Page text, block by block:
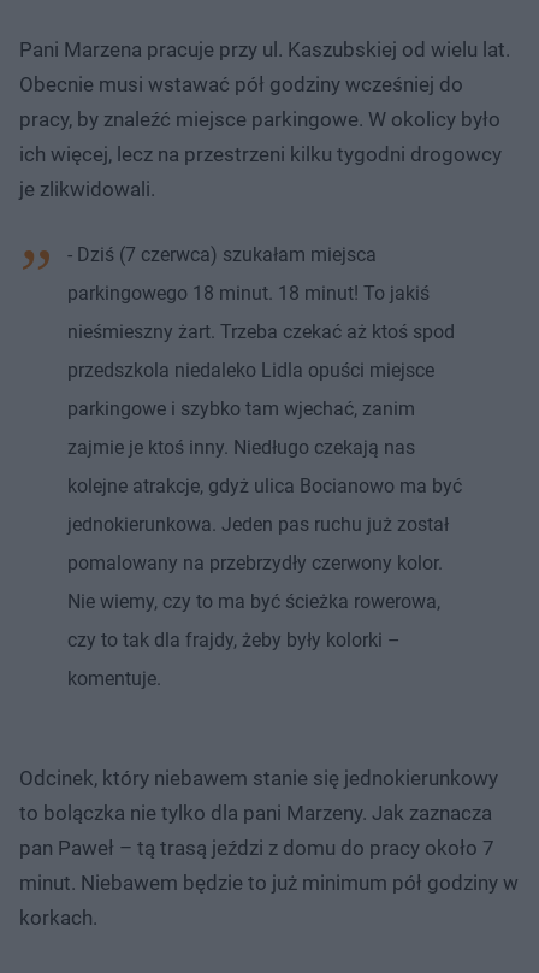
Pani Marzena pracuje przy ul. Kaszubskiej od wielu lat.
Obecnie musi wstawać pół godziny wcześniej do
pracy, by znaleźć miejsce parkingowe. W okolicy było
ich więcej, lecz na przestrzeni kilku tygodni drogowcy
je zlikwidowali.
- Dziś (7 czerwca) szukałam miejsca
parkingowego 18 minut. 18 minut! To jakiś
nieśmieszny żart. Trzeba czekać aż ktoś spod
przedszkola niedaleko Lidla opuści miejsce
parkingowe i szybko tam wjechać, zanim
zajmie je ktoś inny. Niedługo czekają nas
kolejne atrakcje, gdyż ulica Bocianowo ma być
jednokierunkowa. Jeden pas ruchu już został
pomalowany na przebrzydły czerwony kolor.
Nie wiemy, czy to ma być ścieżka rowerowa,
czy to tak dla frajdy, żeby były kolorki –
komentuje.
Odcinek, który niebawem stanie się jednokierunkowy
to bolączka nie tylko dla pani Marzeny. Jak zaznacza
pan Paweł – tą trasą jeździ z domu do pracy około 7
minut. Niebawem będzie to już minimum pół godziny w
korkach.